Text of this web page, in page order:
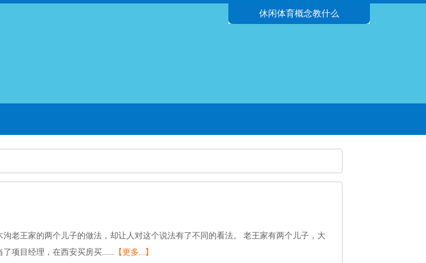
休闲体育概念教什么
老王家的两个儿子的做法，却让人对这个说法有了不同的看法。 老王家有两个儿子，大
项目经理，在西安买房买...... 【更多...】